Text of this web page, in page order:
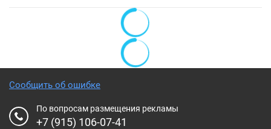
Сообщить об ошибке
По вопросам размещения рекламы
+7 (915) 106-07-41